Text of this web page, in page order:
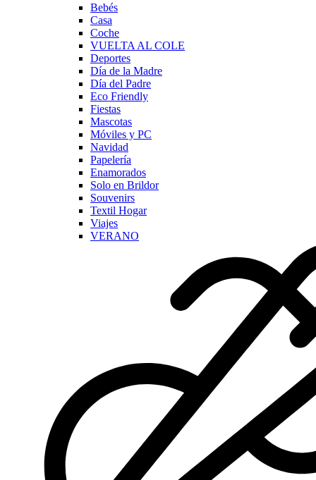
Bebés
Casa
Coche
VUELTA AL COLE
Deportes
Día de la Madre
Día del Padre
Eco Friendly
Fiestas
Mascotas
Móviles y PC
Navidad
Papelería
Enamorados
Solo en Brildor
Souvenirs
Textil Hogar
Viajes
VERANO